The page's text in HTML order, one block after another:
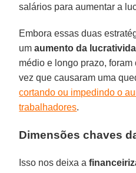
salários para aumentar a
Embora essas duas
umaumento da
médio e longo prazo,
vez que causaram uma
cortando ou impedindo o
trabalhadores.
Dimensões chaves
Isso nos deixa a